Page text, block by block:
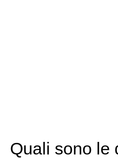
Quali sono le